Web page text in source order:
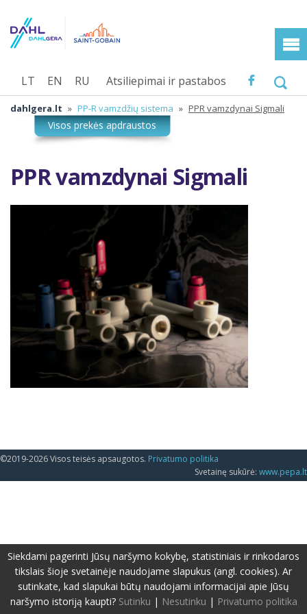
Atsiliepimai ir pastabos
LT EN RU
dahlgera.lt » PP-R vamzdžių sistema » PPR vamzdynai Sigmali
PPR vamzdynai Sigmali
©2019-2026 Visos teisės apsaugotos. Privatumo politika
Svetainę sukūrė: www.pepa.lt
Siekdami pagerinti Jūsų naršymo kokybę, statistiniais ir rinkodaros
tikslais šioje svetainėje naudojame slapukus (angl. cookies). Ar
sutinkate, kad slapukai būtų naudojami informacijai apie Jūsų
naršymo istoriją kaupti? Sutinku | Nesutinku | Privatumo politika